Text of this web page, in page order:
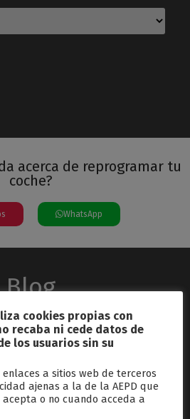
acerca de reprogramar tu
coche?
WhatsApp
Blog
26, 2024
cookies propias con
recaba ni cede datos de
los usuarios sin su
enlaces a sitios web de terceros
ajenas a la de la AEPD que
o no cuando acceda a